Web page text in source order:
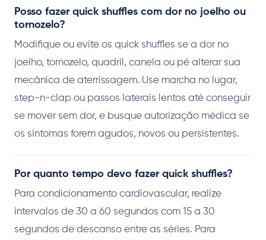
Posso fazer quick shuffles com dor no joelho ou
tornozelo?
Modifique ou evite os quick shuffles se a dor no
joelho, tornozelo, quadril, canela ou pé alterar sua
mecânica de aterrissagem. Use marcha no lugar,
step-n-clap ou passos laterais lentos até conseguir
se mover sem dor, e busque autorização médica se
os sintomas forem agudos, novos ou persistentes.
Por quanto tempo devo fazer quick shuffles?
Para condicionamento cardiovascular, realize
intervalos de 30 a 60 segundos com 15 a 30
segundos de descanso entre as séries. Para